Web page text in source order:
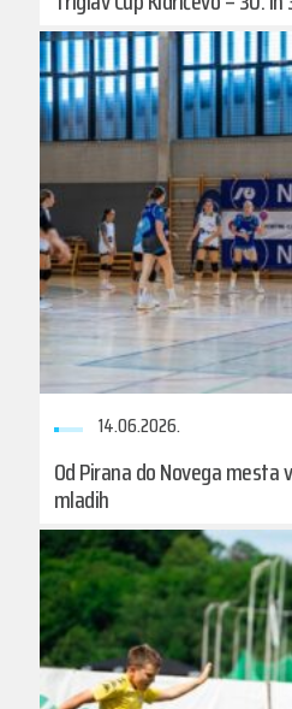
14.06.2026.
Od Pirana do Novega
mladih